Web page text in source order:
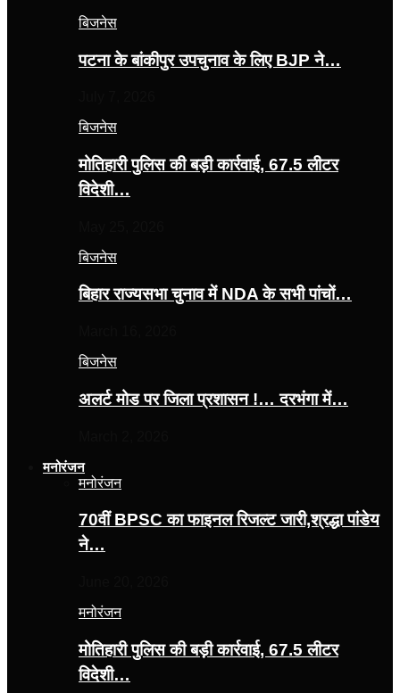
बिजनेस
पटना के बांकीपुर उपचुनाव के लिए BJP ने…
बिजनेस
मोतिहारी पुलिस की बड़ी कार्रवाई, 67.5 लीटर
विदेशी…
बिजनेस
बिहार राज्यसभा चुनाव में NDA के सभी पांचों…
बिजनेस
अलर्ट मोड पर जिला प्रशासन !… दरभंगा में…
मनोरंजन
मनोरंजन
70वीं BPSC का फाइनल रिजल्ट जारी,श्रद्धा पांडेय
ने…
मनोरंजन
मोतिहारी पुलिस की बड़ी कार्रवाई, 67.5 लीटर
विदेशी…